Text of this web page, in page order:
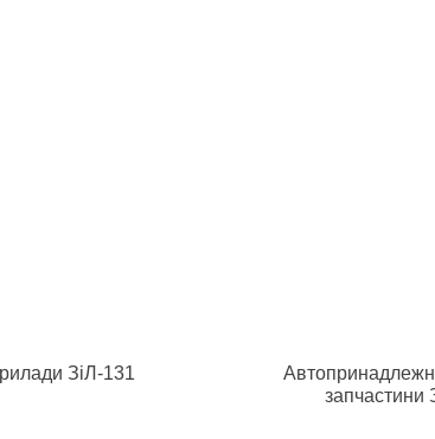
ЗіЛ-131
запчастини